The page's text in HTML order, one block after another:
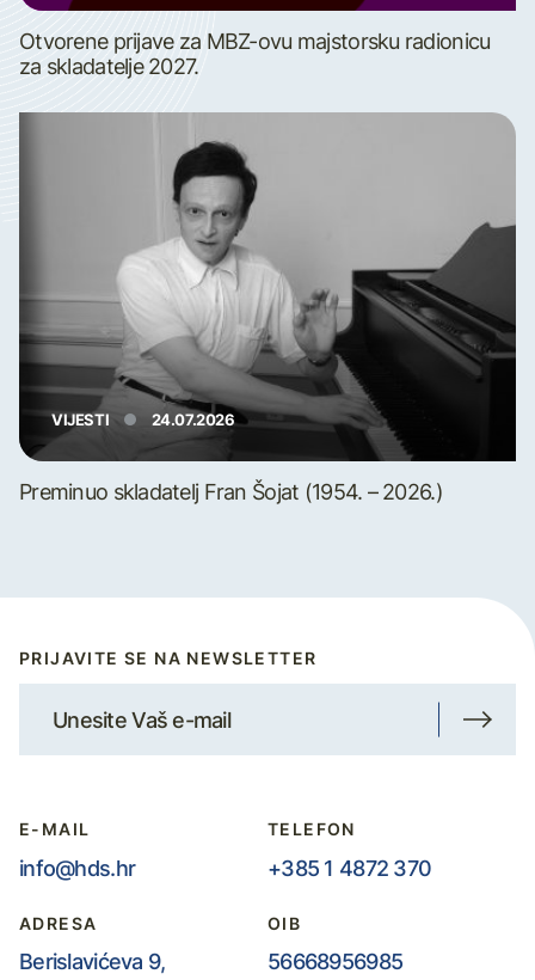
Otvorene prijave za MBZ-ovu majstorsku radionicu
za skladatelje 2027.
VIJESTI 24.07.2026
Preminuo skladatelj Fran Šojat (1954. – 2026.)
PRIJAVITE SE NA NEWSLETTER
E-MAIL
info@hds.hr
TELEFON
+385 1 4872 370
ADRESA
Berislavićeva 9,
OIB
56668956985